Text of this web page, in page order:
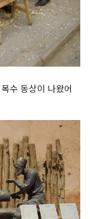
수 동상이 나왔어